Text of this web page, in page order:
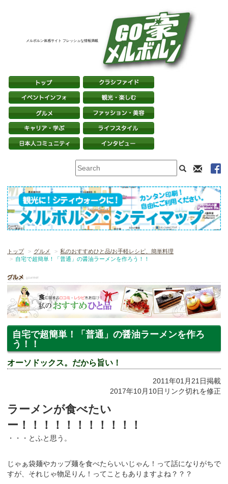
メルボルン体感サイト フレッシュな情報満載
トップ グルメ
私のおすすめひと品/お手軽レシピ、簡単料理
自宅で超簡単！「普通」の醤油ラーメンを作ろう！！
自宅で超簡単！「普通」の醤油ラーメンを作ろ
う！！
オーソドックス。だから旨い！
2011年01月21日掲載
2017年10月10日リンク切れを修正
ラーメンが食べたい
ー！！！！！！！！！！！
・・・とふと思う。
じゃぁ袋麺やカップ麺を食べたらいいじゃん！って話になりがちで
すが、それじゃ物足りん！ってこともありますよね？？？